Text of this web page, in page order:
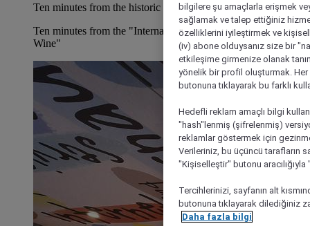
Ten minutes from the historic center and the train station.
Ten minutes from the "International City of Gastronomy and
Wine"
bilgilere şu amaçlarla erişmek
sağlamak ve talep ettiğiniz
özelliklerini iyileştirmek ve
(iv) abone olduysanız size bir
etkileşime girmenize olanak
yönelik bir profil oluşturmak.
butonuna tıklayarak bu farklı
Hedefli reklam amaçlı bilgi
"hash"lenmiş (şifrelenmiş)
reklamlar göstermek için
Verileriniz, bu üçüncü tarafların
"Kişiselleştir" butonu
Tercihlerinizi, sayfanın alt
butonuna tıklayarak dilediğiniz
Daha fazla bilgi